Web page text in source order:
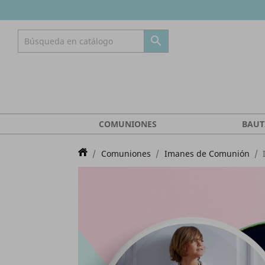

COMUNIONES
Comuniones Imanes de Comunión